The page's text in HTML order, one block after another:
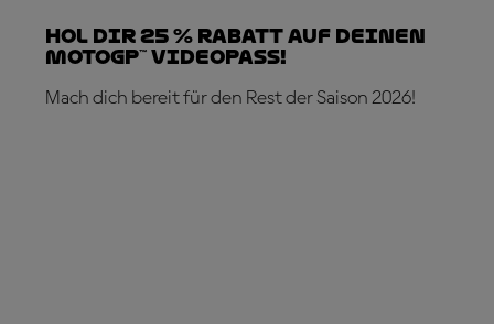
Hol dir 25 % Rabatt auf deinen
MotoGP™ VideoPass!
Mach dich bereit für den Rest der Saison 2026!